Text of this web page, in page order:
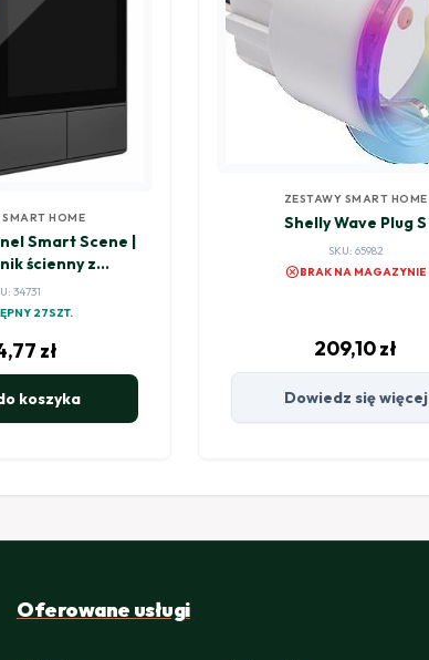
SMART HOME
Smart Scene |
ścienny z
34731
27SZT.
zł
koszyka
ZESTAWY SMART HOME
Shelly Wave Plug S
SKU: 65982
cancelBRAK NA MAGAZYNIE
209,10zł
Dowiedz się więcej
Oferowane usługi